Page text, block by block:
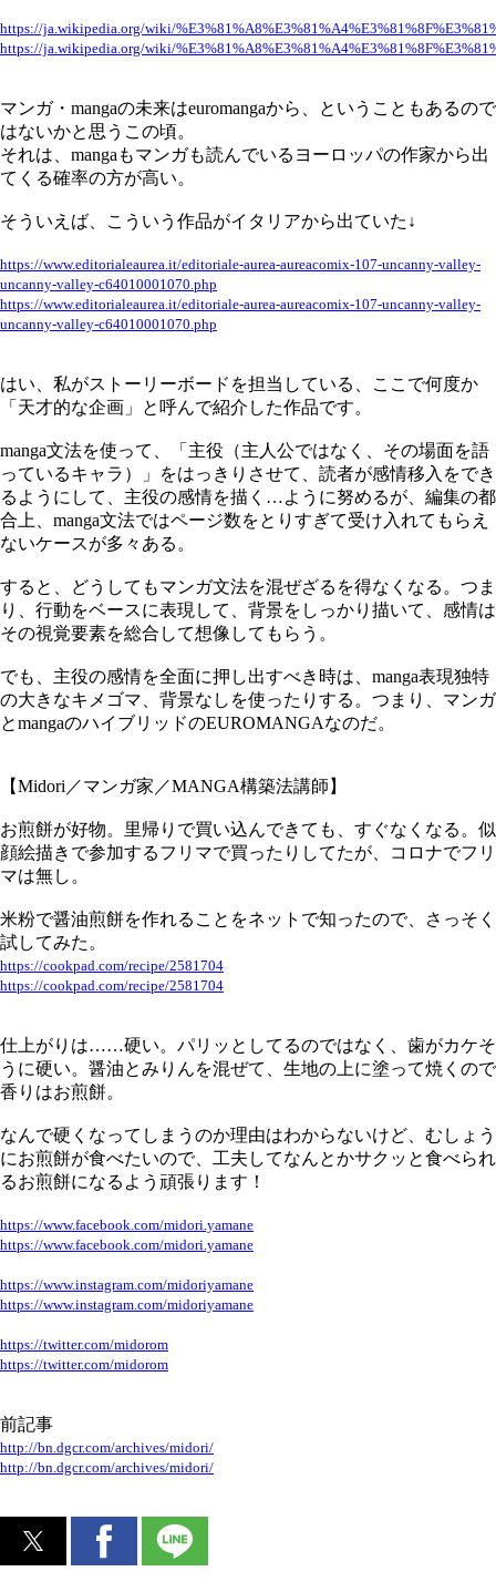
https://ja.wikipedia.org/wiki/
https://ja.wikipedia.org/wiki/
マンガ・mangaの未来はeuromangaから、ということもあるので
はないかと思うこの頃。
それは、mangaもマンガも読んでいるヨーロッパの作家から出
てくる確率の方が高い。
そういえば、こういう作品がイタリアから出ていた↓
https://www.editorialeaurea.it/editoriale-aurea-aureacomix-107-uncanny-valley-
uncanny-valley-c64010001070.php
https://www.editorialeaurea.it/editoriale-aurea-aureacomix-107-uncanny-valley-
uncanny-valley-c64010001070.php
はい、私がストーリーボードを担当している、ここで何度か
「天才的な企画」と呼んで紹介した作品です。
manga文法を使って、「主役（主人公ではなく、その場面を語
っているキャラ）」をはっきりさせて、読者が感情移入をでき
るようにして、主役の感情を描く…ように努めるが、編集の都
合上、manga文法ではページ数をとりすぎて受け入れてもらえ
ないケースが多々ある。
すると、どうしてもマンガ文法を混ぜざるを得なくなる。つま
り、行動をベースに表現して、背景をしっかり描いて、感情は
その視覚要素を総合して想像してもらう。
でも、主役の感情を全面に押し出すべき時は、manga表現独特
の大きなキメゴマ、背景なしを使ったりする。つまり、マンガ
とmangaのハイブリッドのEUROMANGAなのだ。
【Midori／マンガ家／MANGA構築法講師】
お煎餅が好物。里帰りで買い込んできても、すぐなくなる。似
顔絵描きで参加するフリマで買ったりしてたが、コロナでフリ
マは無し。
米粉で醤油煎餅を作れることをネットで知ったので、さっそく
試してみた。
https://cookpad.com/recipe/2581704
https://cookpad.com/recipe/2581704
仕上がりは……硬い。パリッとしてるのではなく、歯がカケそ
うに硬い。醤油とみりんを混ぜて、生地の上に塗って焼くので
香りはお煎餅。
なんで硬くなってしまうのか理由はわからないけど、むしょう
にお煎餅が食べたいので、工夫してなんとかサクッと食べられ
るお煎餅になるよう頑張ります！
https://www.facebook.com/midori.yamane
https://www.facebook.com/midori.yamane
https://www.instagram.com/midoriyamane
https://www.instagram.com/midoriyamane
https://twitter.com/midorom
https://twitter.com/midorom
前記事
http://bn.dgcr.com/archives/midori/
http://bn.dgcr.com/archives/midori/